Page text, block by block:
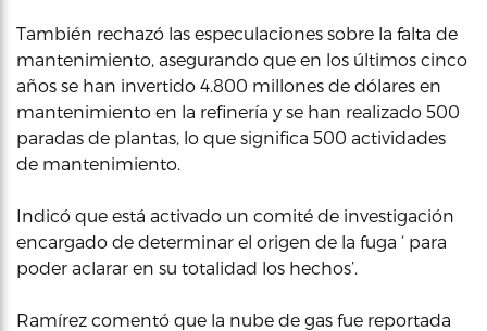
También rechazó las especulaciones sobre la falta de
mantenimiento, asegurando que en los últimos cinco
años se han invertido 4.800 millones de dólares en
mantenimiento en la refinería y se han realizado 500
paradas de plantas, lo que significa 500 actividades
de mantenimiento.
Indicó que está activado un comité de investigación
encargado de determinar el origen de la fuga ‘ para
poder aclarar en su totalidad los hechos’.
Ramírez comentó que la nube de gas fue reportada